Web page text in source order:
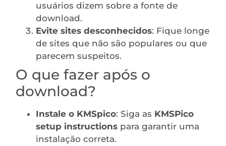
usuários dizem sobre a fonte de
download.
Evite sites desconhecidos: Fique longe
de sites que não são populares ou que
parecem suspeitos.
O que fazer após o
download?
Instale o KMSpico: Siga as KMSPico
setup instructions para garantir uma
instalação correta.